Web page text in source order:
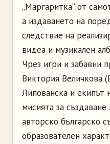
„Маргаритка“ от
а издаването на
следствие на
видеа и музикален
Чрез игри и забавни
Виктория Величкова
Липованска и екипът
мисията за
авторско българско
образователен